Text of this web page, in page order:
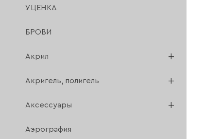
УЦЕНКА
БРОВИ
Акрил
Акригель, полигель
Аксессуары
Аэрография